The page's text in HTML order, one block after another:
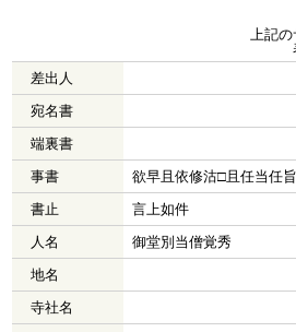
上記の
差出人
宛名書
端裏書
事書
欲早且依修沽□且任当任
書止
言上如件
人名
御堂別当僧覚秀
地名
寺社名